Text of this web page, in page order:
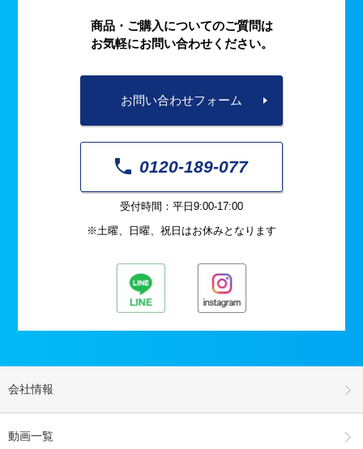
商品・ご購入についてのご質問は
お気軽にお問い合わせください。
お問い合わせフォーム
0120-189-077
受付時間：平日9:00-17:00
※土曜、日曜、祝日はお休みとなります
会社情報
動画一覧